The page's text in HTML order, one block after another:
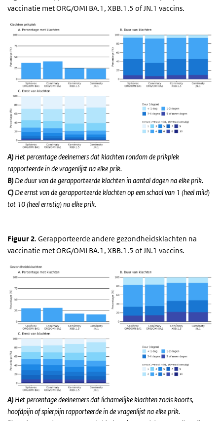
vaccinatie met ORG/OMI BA.1, XBB.1.5 of JN.1 vaccins.
A) Het percentage deelnemers dat klachten rondom de prikplek
rapporteerde in de vragenlijst na elke prik.
B) De duur van de gerapporteerde klachten in aantal dagen na elke prik.
C) De ernst van de gerapporteerde klachten op een schaal van 1 (heel mild)
tot 10 (heel ernstig) na elke prik.
Figuur 2. Gerapporteerde andere gezondheidsklachten na
vaccinatie met ORG/OMI BA.1, XBB.1.5 of JN.1 vaccins.
A) Het percentage deelnemers dat lichamelijke klachten zoals koorts,
hoofdpijn of spierpijn rapporteerde in de vragenlijst na elke prik.